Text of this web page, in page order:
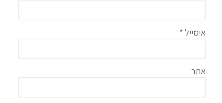
אימייל *
אתר